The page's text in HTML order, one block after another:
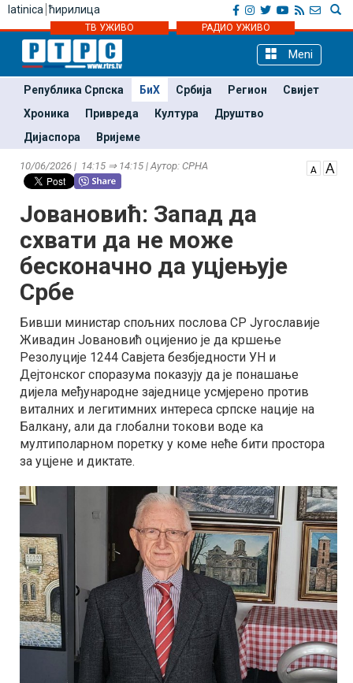
latinica ћирилица
ТВ УЖИВО РАДИО УЖИВО
Meni
Република Српска БиХ Србија Регион
Свијет
Хроника
Привреда Култура
Друштво
Дијаспора
Вријеме
10/06/2026 | 14:15 ⇒ 14:15 | Аутор: СРНА
Јовановић: Запад да
схвати да не може
бесконачно да уцјењује
Србе
Бивши министар спољних послова СР Југославије
Живадин Јовановић оцијенио је да кршење
Резолуције 1244 Савјета безбједности УН и
Дејтонског споразума показују да је понашање
дијела међународне заједнице усмјерено против
виталних и легитимних интереса српске нације на
Балкану, али да глобални токови воде ка
мултиполарном поретку у коме неће бити простора
за уцјене и диктате.